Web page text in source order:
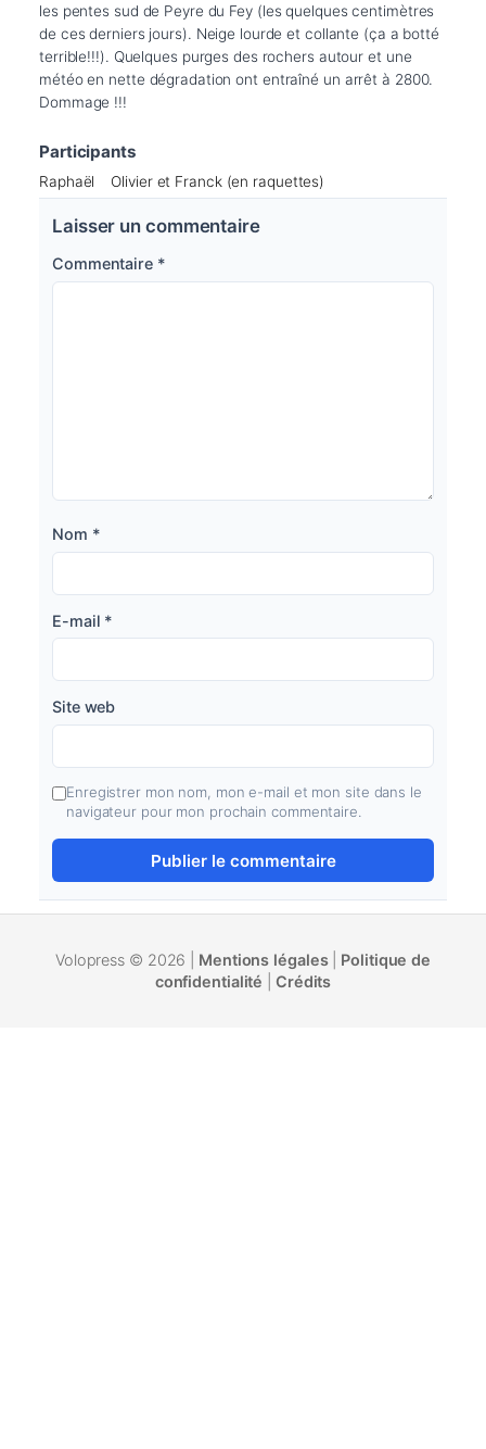
les pentes sud de Peyre du Fey (les quelques centimètres
de ces derniers jours). Neige lourde et collante (ça a botté
terrible!!!). Quelques purges des rochers autour et une
météo en nette dégradation ont entraîné un arrêt à 2800.
Dommage !!!
Participants
Raphaël Olivier et Franck (en raquettes)
Laisser un commentaire
Commentaire *
Nom *
E-mail *
Site web
Enregistrer mon nom, mon e-mail et mon site dans le
navigateur pour mon prochain commentaire.
Volopress © 2026 | Mentions légales| Politique de
confidentialité
Crédits